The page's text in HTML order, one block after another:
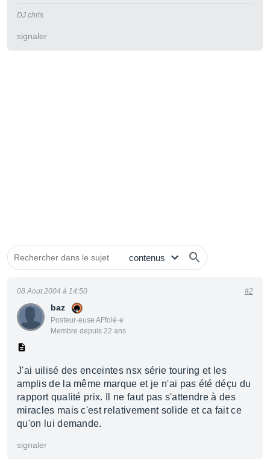
DJ chris
signaler
baz
Posteur·euse AFfolé·e
Membre depuis 22 ans
08 Aout 2004 à 14:50 #2
J'ai uilisé des enceintes nsx série touring et les
amplis de la même marque et je n'ai pas été déçu du
rapport qualité prix. Il ne faut pas s'attendre à des
miracles mais c'est relativement solide et ca fait ce
qu'on lui demande.
signaler